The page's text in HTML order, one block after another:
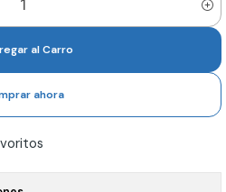
al Carro
ahora